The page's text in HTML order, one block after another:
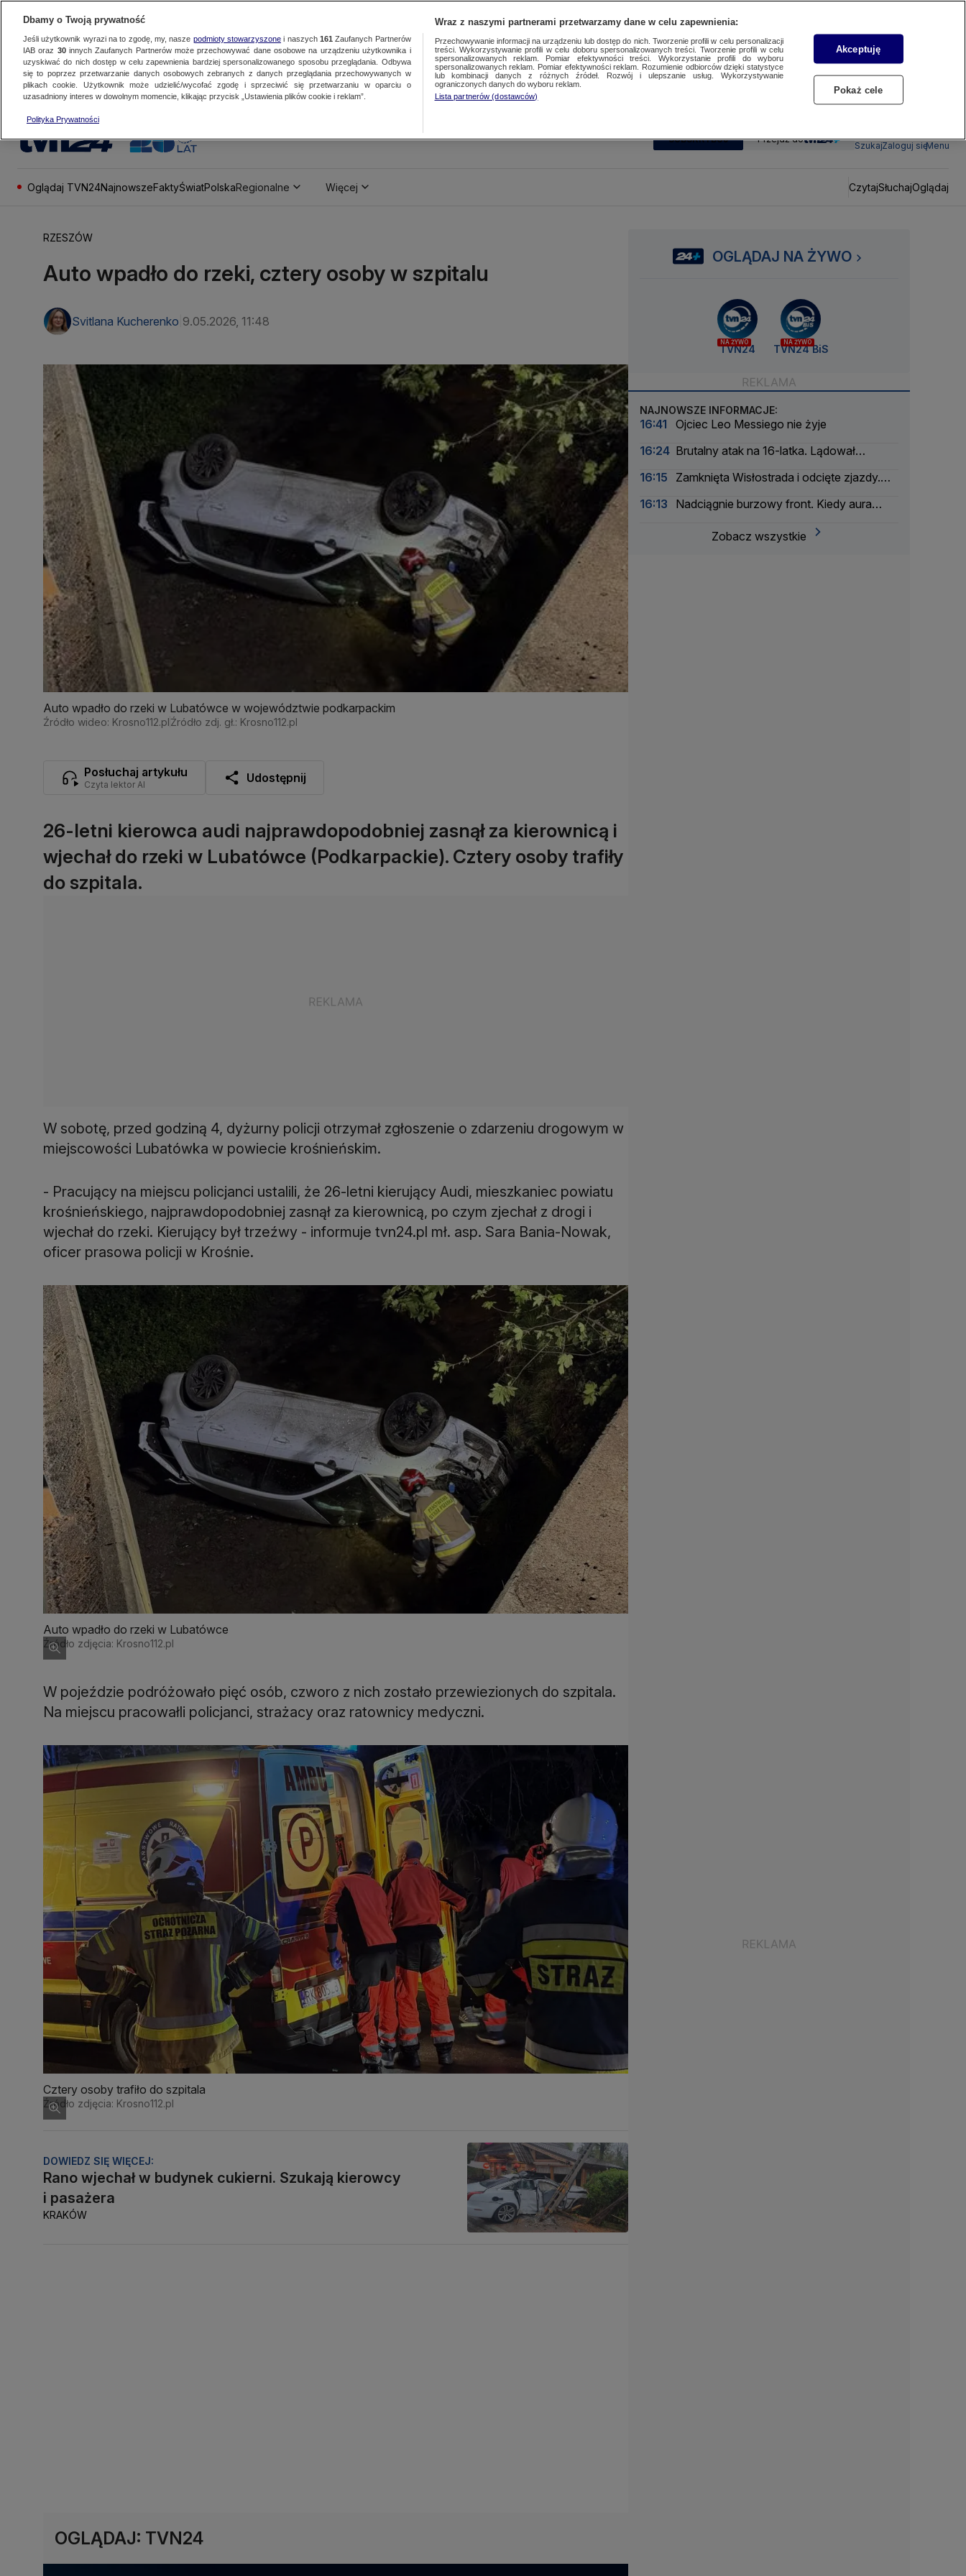
SUBSKRYBUJ Przejdź do
SzukajZaloguj sięMenu
Oglądaj TVN24NajnowszeFaktyŚwiatPolskaRegionalne Więcej CzytajSłuchajOglądaj
RZESZÓW
Auto wpadło do rzeki, cztery osoby w szpitalu
Svitlana Kucherenko 9.05.2026, 11:48
Auto wpadło do rzeki w Lubatówce w województwie podkarpackim
Źródło wideo: Krosno112.plŹródło zdj. gł.: Krosno112.pl
Posłuchaj artykułu
Czyta lektor AI Udostępnij
26-letni kierowca audi najprawdopodobniej zasnął za kierownicą i
wjechał do rzeki w Lubatówce (Podkarpackie). Cztery osoby trafiły
do szpitala.
W sobotę, przed godziną 4, dyżurny policji otrzymał zgłoszenie o zdarzeniu drogowym w
miejscowości Lubatówka w powiecie krośnieńskim.
- Pracujący na miejscu policjanci ustalili, że 26-letni kierujący Audi, mieszkaniec powiatu
krośnieńskiego, najprawdopodobniej zasnął za kierownicą, po czym zjechał z drogi i
wjechał do rzeki. Kierujący był trzeźwy - informuje tvn24.pl mł. asp. Sara Bania-Nowak,
oficer prasowa policji w Krośnie.
Auto wpadło do rzeki w Lubatówce
Źródło zdjęcia: Krosno112.pl
W pojeździe podróżowało pięć osób, czworo z nich zostało przewiezionych do szpitala.
Na miejscu pracowałli policjanci, strażacy oraz ratownicy medyczni.
Cztery osoby trafiło do szpitala
Źródło zdjęcia: Krosno112.pl
DOWIEDZ SIĘ WIĘCEJ:
Rano wjechał w budynek cukierni. Szukają kierowcy
i pasażera
KRAKÓW
OGLĄDAJ: TVN24
OGLĄDAJ NA ŻYWO
NA ŻYWO
TVN24
NA ŻYWO
TVN24 BiS
NAJNOWSZE INFORMACJE:
16:41
Ojciec Leo Messiego nie żyje
16:24 Brutalny atak na 16-latka. Lądował
16:15
Zamknięta Wisłostrada i odcięte zjazdy.
16:13
Nadciągnie burzowy front. Kiedy aura
Zobacz wszystkie
Dbamy o Twoją prywatność
Jeśli użytkownik wyrazi na to zgodę, my, nasze podmioty stowarzyszonei naszych 161 Zaufanych Partnerów
IAB oraz 30innych Zaufanych Partnerów może przechowywać dane osobowe na urządzeniu użytkownika i
uzyskiwać do nich dostęp w celu zapewnienia bardziej spersonalizowanego sposobu przeglądania. Odbywa
się to poprzez przetwarzanie danych osobowych zebranych z danych przeglądania przechowywanych w
plikach cookie. Użytkownik może udzielić/wycofać zgodę i sprzeciwić się przetwarzaniu w oparciu o
uzasadniony interes w dowolnym momencie, klikając przycisk „Ustawienia plików cookie i reklam”.
Polityka Prywatności
Wraz z naszymi partnerami przetwarzamy dane w celu zapewnienia:
Przechowywanie informacji na urządzeniu lub dostęp do nich. Tworzenie profili w celu personalizacji
treści. Wykorzystywanie profili w celu doboru spersonalizowanych treści. Tworzenie profili w celu
spersonalizowanych reklam. Pomiar efektywności treści. Wykorzystanie profili do wyboru
spersonalizowanych reklam. Pomiar efektywności reklam. Rozumienie odbiorców dzięki statystyce
lub kombinacji danych z różnych źródeł. Rozwój i ulepszanie usług. Wykorzystywanie
ograniczonych danych do wyboru reklam.
Lista partnerów (dostawców)
Akceptuję
Pokaż cele